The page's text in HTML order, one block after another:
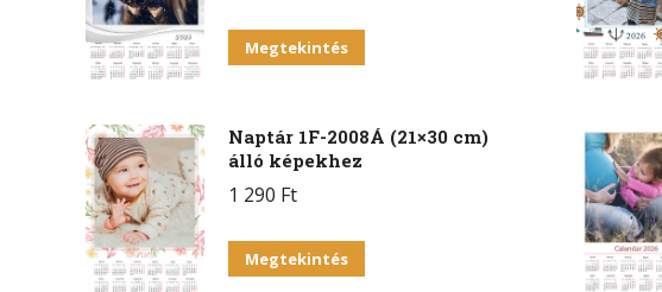
Megtekintés
Naptár 1F-2008Á (21×30 cm)
álló képekhez
1 290 Ft
Megtekintés